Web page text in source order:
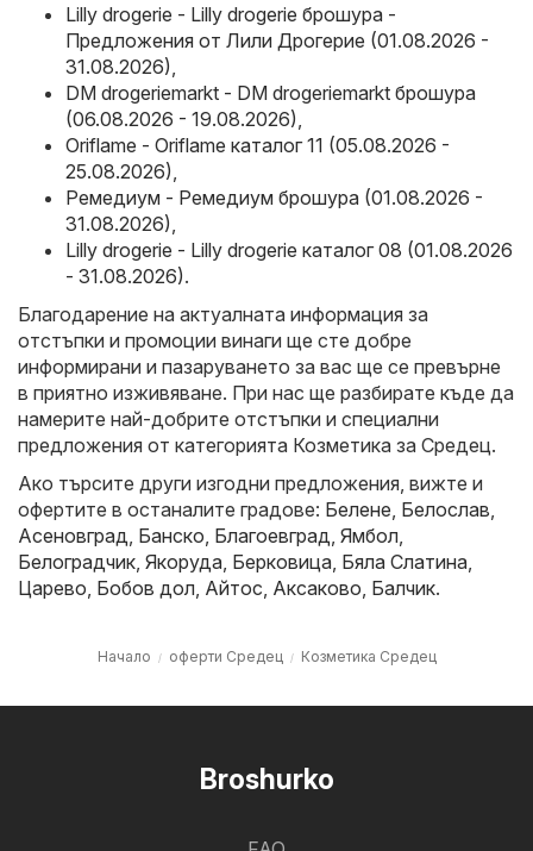
Lilly drogerie - Lilly drogerie брошура -
Предложения от Лили Дрогерие (01.08.2026 -
31.08.2026)
DM drogeriemarkt - DM drogeriemarkt брошура
(06.08.2026 - 19.08.2026)
Oriflame - Oriflame каталог 11 (05.08.2026 -
25.08.2026)
Ремедиум - Ремедиум брошура (01.08.2026 -
31.08.2026)
Lilly drogerie - Lilly drogerie каталог 08 (01.08.2026
- 31.08.2026).
Благодарение на актуалната информация за
отстъпки и промоции винаги ще сте добре
информирани и пазаруването за вас ще се превърне
в приятно изживяване. При нас ще разбирате къде да
намерите най-добрите отстъпки и специални
предложения от категорията Козметика за Средец.
Ако търсите други изгодни предложения, вижте и
офертите в останалите градове: Белене Белослав
Асеновград Банско Благоевград Ямбол
Белоградчик Якоруда Берковица Бяла Слатина
Царево Бобов дол Айтос Аксаково Балчик.
Начало оферти Средец Козметика Средец
Broshurko